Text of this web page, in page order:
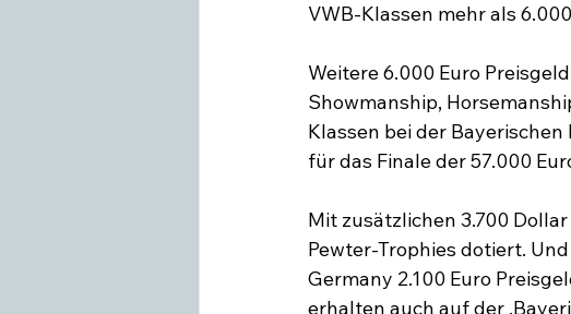
VWB-Klassen mehr als
Weitere 6.000 Euro
Showmanship,
Klassen bei der
für das Finale der 57.000
Mit zusätzlichen 3.700
Pewter-Trophies dotiert.
Germany 2.100 Euro
erhalten auch auf der